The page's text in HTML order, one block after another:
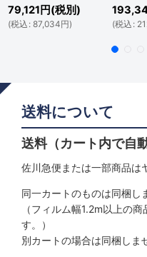
79,121 円(税別)
(税込 : 87,034円) (税込 :
送料について
送料（カート内で自
佐川急便または一部商品は
同一カートのものは同梱し
（フィルム幅1.2m以上の
す。）
別カートの場合は同梱しま